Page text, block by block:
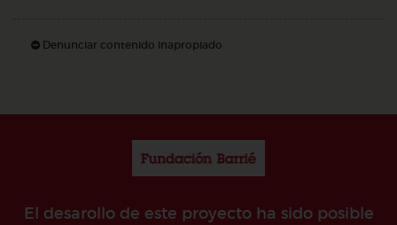
Denunciar contenido inapropiado
El desarollo de este proyecto ha sido posible